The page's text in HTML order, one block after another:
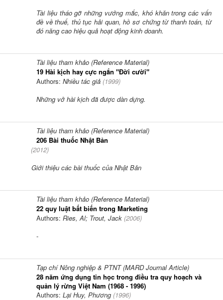
Tài liệu tháo gỡ những vướng mắc, khó khăn trong các vấn
đề về thuế, thủ tục hải quan, hồ sơ chứng từ thanh toán, từ
đó năng cao hiệu quả hoạt động kinh doanh.
Tài liệu tham khảo (Reference Material)
19 Hài kịch hay cực ngắn "Đời cười"
Authors: Nhiều tác giả (1999)
Những vở hài kịch đã được dàn dựng.
Tài liệu tham khảo (Reference Material)
206 Bài thuốc Nhật Bản
(2012)
Giới thiệu các bài thuốc của Nhật Bản
Tài liệu tham khảo (Reference Material)
22 quy luật bất biến trong Marketing
Authors: Ries, Al; Trout, Jack (2006)
-
Tạp chí Nông nghiệp & PTNT (MARD Journal Article)
28 năm ứng dụng tin học trong điều tra quy hoạch và
quản lý rừng Việt Nam (1968 - 1996)
Authors: Lại Huy, Phương (1996)